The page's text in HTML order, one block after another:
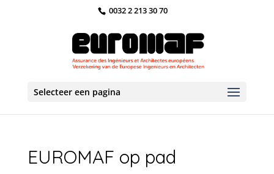
0032 2 213 30 70
Selecteer een pagina
EUROMAF op pad